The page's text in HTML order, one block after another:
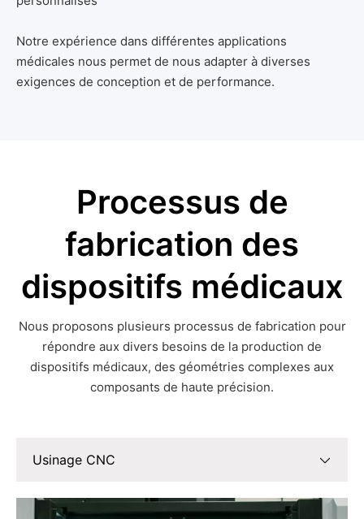
Notre expérience dans différentes applications
médicales nous permet de nous adapter à diverses
exigences de conception et de performance.
Processus de
fabrication des
dispositifs médicaux
Nous proposons plusieurs processus de fabrication pour
répondre aux divers besoins de la production de
dispositifs médicaux, des géométries complexes aux
composants de haute précision.
Usinage CNC
Usinage CNC